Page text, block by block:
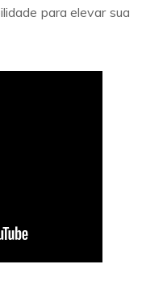
para elevar sua